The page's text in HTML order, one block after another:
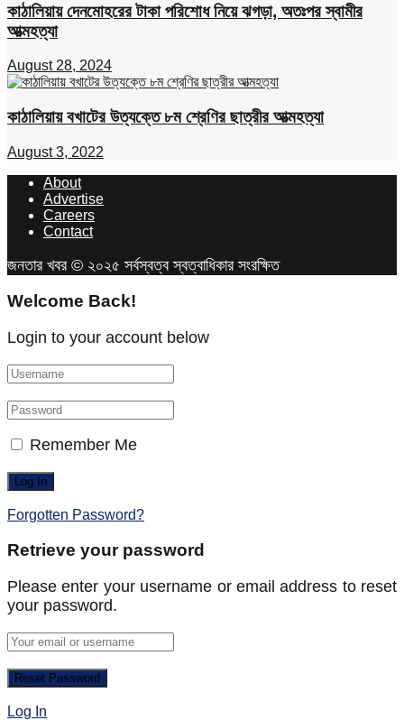
কাঠালিয়ায় দেনমোহরের টাকা পরিশোধ নিয়ে ঝগড়া, অতঃপর স্বামীর
আত্মহত্যা
August 28, 2024
কাঠালিয়ায় বখাটের উত্যক্তে ৮ম শ্রেণির ছাত্রীর আত্মহত্যা
August 3, 2022
About
Advertise
Careers
Contact
জনতার খবর © ২০২৫ সর্বস্বত্ব স্বত্বাধিকার সংরক্ষিত
Welcome Back!
Login to your account below
Remember Me
Forgotten Password?
Retrieve your password
Please enter your username or email address to reset
your password.
Log In